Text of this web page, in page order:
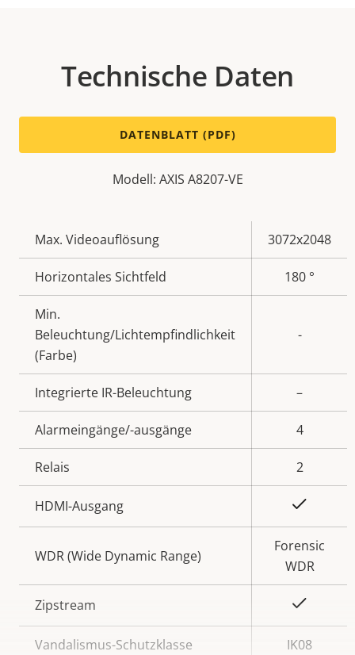
Technische Daten
DATENBLATT (PDF)
Modell: AXIS A8207-VE
Eigentumsbeschreibung Eigentumswert
Max. Videoauflösung 3072x2048
Horizontales Sichtfeld 180 °
Min.
Beleuchtung/Lichtempfindlichkeit
(Farbe)
-
Integrierte IR-Beleuchtung –
Alarmeingänge/-ausgänge 4
Relais 2
HDMI-Ausgang
WDR (Wide Dynamic Range)
Forensic
WDR
Zipstream
Vandalismus-Schutzklasse IK08